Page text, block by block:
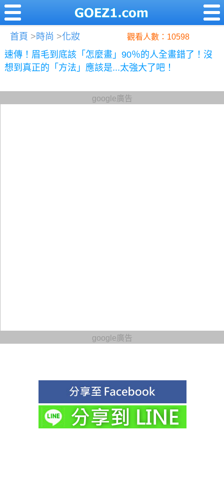
首頁 >時尚 >化妝 觀看人數：10598
速傳！眉毛到底該「怎麼畫」90％的人全畫錯了！沒
想到真正的「方法」應該是...太強大了吧！
google廣告
google廣告